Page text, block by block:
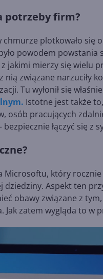
potrzeby firm?
plotkowało
powodem
jakimi mierzy się wielu
nią związane narzuciły
Tu wyłonił się
Istotne jest także
osób pracujących
łączyć się z
Microsoftu, który
Aspekt ten
obawy związane z
Jak zatem wygląda to w